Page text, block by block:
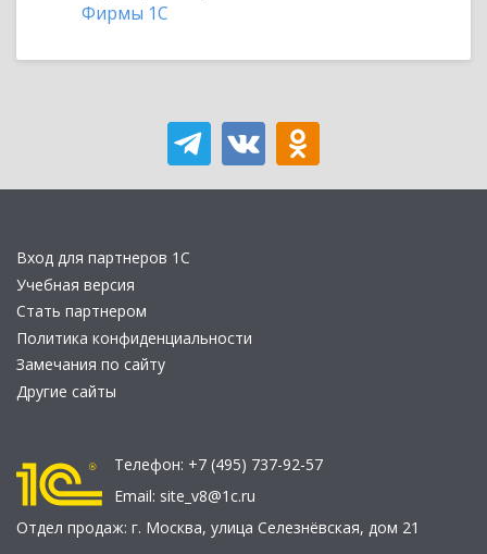
Фирмы 1С
Вход для партнеров 1С
Учебная версия
Стать партнером
Политика конфиденциальности
Замечания по сайту
Другие сайты
Телефон: +7 (495) 737-92-57
Email: site_v8@1c.ru
Отдел продаж: г. Москва, улица Селезнёвская, дом 21